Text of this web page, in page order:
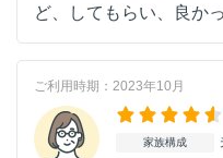
ど、してもらい、良か
ご利用時期：2023年10月
家族構成